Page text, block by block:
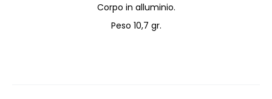
Corpo in alluminio.
Peso 10,7 gr.